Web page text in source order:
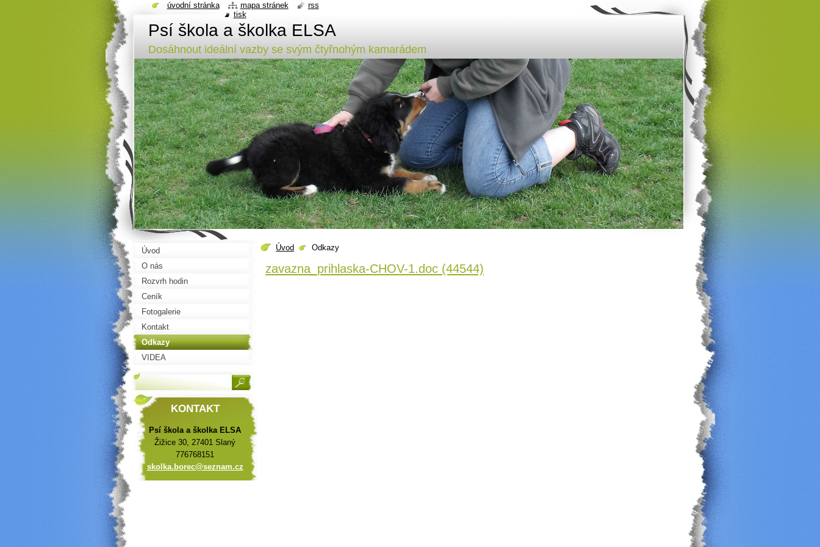
Psí škola a školka ELSA
Dosáhnout ideální vazby se svým čtyřnohým kamarádem
Úvod Odkazy
zavazna_prihlaska-CHOV-1.doc (44544)
Úvod
O nás
Rozvrh hodin
Ceník
Fotogalerie
Kontakt
Odkazy
VIDEA
KONTAKT
Psí škola a školka ELSA
Žižice 30, 27401 Slaný
776768151
skolka.borec@seznam.cz
úvodní stránka mapa stránek
rss
tisk